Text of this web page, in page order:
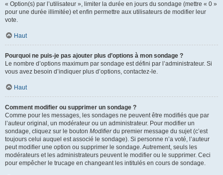
« Option(s) par l’utilisateur », limiter la durée en jours du sondage (mettre « 0 »
pour une durée illimitée) et enfin permettre aux utilisateurs de modifier leur
vote.
Haut
Pourquoi ne puis-je pas ajouter plus d’options à mon sondage ?
Le nombre d’options maximum par sondage est défini par l’administrateur. Si
vous avez besoin d’indiquer plus d’options, contactez-le.
Haut
Comment modifier ou supprimer un sondage ?
Comme pour les messages, les sondages ne peuvent être modifiés que par
l’auteur original, un modérateur ou un administrateur. Pour modifier un
sondage, cliquez sur le bouton Modifierdu premier message du sujet (c’est
toujours celui auquel est associé le sondage). Si personne n’a voté, l’auteur
peut modifier une option ou supprimer le sondage. Autrement, seuls les
modérateurs et les administrateurs peuvent le modifier ou le supprimer. Ceci
pour empêcher le trucage en changeant les intitulés en cours de sondage.